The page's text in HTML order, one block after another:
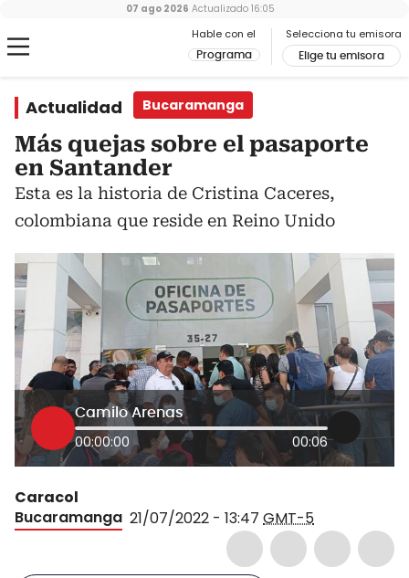
Hable con el
Programa
Selecciona tu emisora
Elige tu emisora
07 ago 2026 Actualizado 16:05
Actualidad Bucaramanga
Más quejas sobre el pasaporte
en Santander
Esta es la historia de Cristina Caceres,
colombiana que reside en Reino Unido
Camilo Arenas
00:00:00 00:06
Caracol
Bucaramanga 21/07/2022 - 13:47 GMT-5